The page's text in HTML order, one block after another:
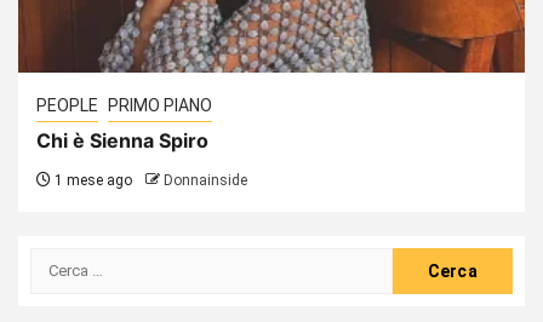
PEOPLE PRIMO PIANO
Chi è Sienna Spiro
1 mese ago Donnainside
Ricerca